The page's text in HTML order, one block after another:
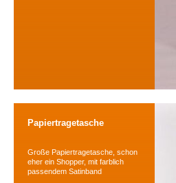
Papiertragetasche
Große Papiertragetasche, schon
eher ein Shopper, mit farblich
passendem Satinband